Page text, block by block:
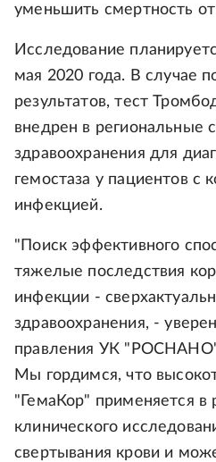
уменьшить смертность
Исследование
мая 2020 года. В случае
результатов, тест
внедрен в региональные
здравоохранения для
гемостаза у пациентов с
инфекцией.
"Поиск эффективного
тяжелые последствия
инфекции -
здравоохранения, -
правления УК
Мы гордимся, что
"ГемаКор" применяется в
клинического
свертывания крови и